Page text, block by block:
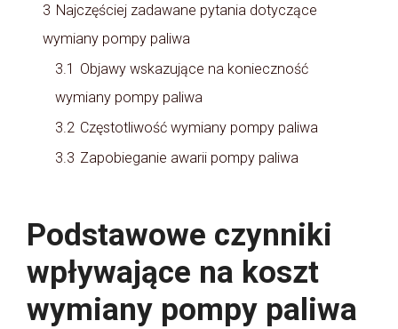
3 Najczęściej zadawane pytania dotyczące
wymiany pompy paliwa
3.1 Objawy wskazujące na konieczność
wymiany pompy paliwa
3.2 Częstotliwość wymiany pompy paliwa
3.3 Zapobieganie awarii pompy paliwa
Podstawowe czynniki
wpływające na koszt
wymiany pompy paliwa